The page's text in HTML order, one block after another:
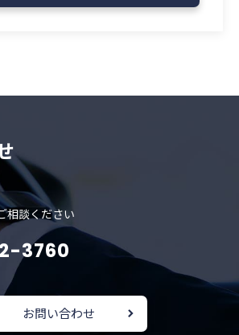
相談ください
3760
お問い合わせ